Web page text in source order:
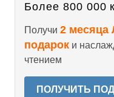
Более 800 000
Получи 2 месяца
подарок и
чтением
ПОЛУЧИТЬ